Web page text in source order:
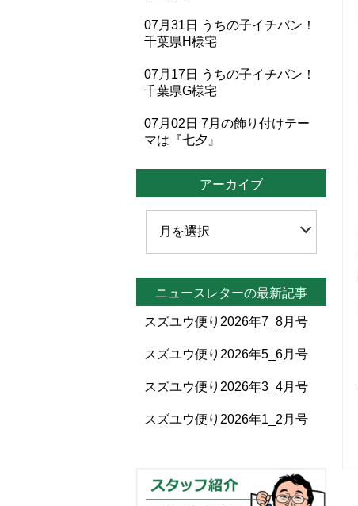
07月31日
うちの子イチバン！
千葉県H様宅
07月17日
うちの子イチバン！
千葉県G様宅
07月02日 7月の飾り付けテー
マは『七夕』
アーカイブ
ニュースレターの最新記事
スズユウ便り2026年7_8月号
スズユウ便り2026年5_6月号
スズユウ便り2026年3_4月号
スズユウ便り2026年1_2月号